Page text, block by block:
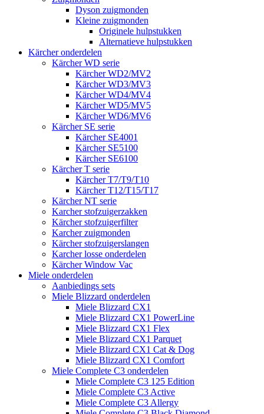
Dyson zuigmonden
Kleine zuigmonden
Originele hulpstukken
Alternatieve hulpstukken
Kärcher onderdelen
Kärcher WD serie
Kärcher WD2/MV2
Kärcher WD3/MV3
Kärcher WD4/MV4
Kärcher WD5/MV5
Kärcher WD6/MV6
Kärcher SE serie
Kärcher SE4001
Kärcher SE5100
Kärcher SE6100
Kärcher T serie
Kärcher T7/T9/T10
Kärcher T12/T15/T17
Kärcher NT serie
Karcher stofzuigerzakken
Kärcher stofzuigerfilter
Karcher zuigmonden
Kärcher stofzuigerslangen
Karcher losse onderdelen
Kärcher Window Vac
Miele onderdelen
Aanbiedings sets
Miele Blizzard onderdelen
Miele Blizzard CX1
Miele Blizzard CX1 PowerLine
Miele Blizzard CX1 Flex
Miele Blizzard CX1 Parquet
Miele Blizzard CX1 Cat & Dog
Miele Blizzard CX1 Comfort
Miele Complete C3 onderdelen
Miele Complete C3 125 Edition
Miele Complete C3 Active
Miele Complete C3 Allergy